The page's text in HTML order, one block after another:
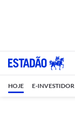
HOJE E-INVESTIDOR